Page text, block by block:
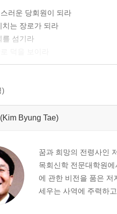
러운 당회원이 되라
치는 장로가 되라
를 섬기라
을 공유하라
를 맞추라
를 살피고 섬기라
하모니를 창조하라
는 장본인이 되지 말라
게 반응하라
모니를 창조하라
)
(Kim Byung Tae)
꿈과 희망의 전령사인
목회신학 전문대학원
에 관한 비전을 품은
세우는 사역에 주력하